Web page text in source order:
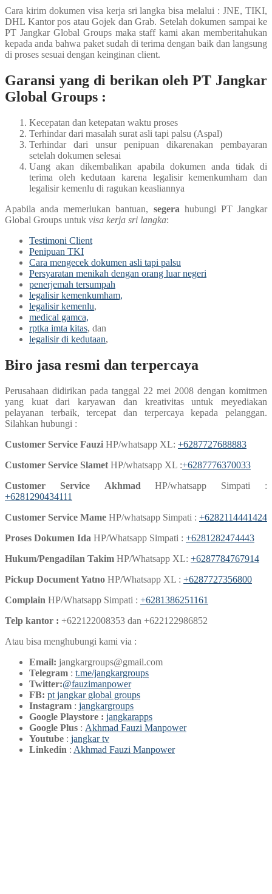
Cara kirim dokumen visa kerja sri langka bisa melalui : JNE, TIKI,
DHL Kantor pos atau Gojek dan Grab. Setelah dokumen sampai ke
PT Jangkar Global Groups maka staff kami akan memberitahukan
kepada anda bahwa paket sudah di terima dengan baik dan langsung
di proses sesuai dengan keinginan client.
Garansi yang di berikan oleh PT Jangkar
Global Groups :
Kecepatan dan ketepatan waktu proses
Terhindar dari masalah surat asli tapi palsu (Aspal)
Terhindar dari unsur penipuan dikarenakan pembayaran
setelah dokumen selesai
Uang akan dikembalikan apabila dokumen anda tidak di
terima oleh kedutaan karena legalisir kemenkumham dan
legalisir kemenlu di ragukan keasliannya
Apabila anda memerlukan bantuan, segera hubungi PT Jangkar
Global Groups untuk visa kerja sri langka:
Testimoni Client
Penipuan TKI
Cara mengecek dokumen asli tapi palsu
Persyaratan menikah dengan orang luar negeri
penerjemah tersumpah
legalisir kemenkumham,
legalisir kemenlu,
medical gamca,
rptka imta kitas, dan
legalisir di kedutaan,
Biro jasa resmi dan terpercaya
Perusahaan didirikan pada tanggal 22 mei 2008 dengan komitmen
yang kuat dari karyawan dan kreativitas untuk meyediakan
pelayanan terbaik, tercepat dan terpercaya kepada pelanggan.
Silahkan hubungi :
Customer Service Fauzi HP/whatsapp XL: +6287727688883
Customer Service Slamet HP/whatsapp XL :+6287776370033
Customer Service
Akhmad HP/whatsapp Simpati :
+6281290434111
Customer Service Mame HP/whatsapp Simpati : +6282114441424
Proses Dokumen Ida HP/Whatsapp Simpati : +6281282474443
Hukum/Pengadilan Takim HP/Whatsapp XL: +6287784767914
Pickup Document Yatno HP/Whatsapp XL : +6287727356800
Complain HP/Whatsapp Simpati : +6281386251161
Telp kantor : +622122008353 dan +622122986852
Atau bisa menghubungi kami via :
Email: jangkargroups@gmail.com
Telegram : t.me/jangkargroups
Twitter:@fauzimanpower
FB: pt jangkar global groups
Instagram : jangkargroups
Google Playstore : jangkarapps
Google Plus : Akhmad Fauzi Manpower
Youtube : jangkar tv
Linkedin : Akhmad Fauzi Manpower